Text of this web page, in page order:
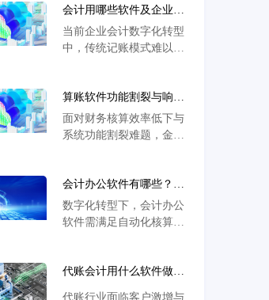
置AI助手实时预警风
险，云端协作打破空间限
制，15天免费试用助力企
业高效转型。
合规、核算效率及跨部门
协作难题，15天全功能试
用助力财务效率跃升新台
会计用哪些软件及企业核
心问题解决方案全解析
当前企业会计数字化转型
中，传统记账模式难以应
辰智能云会计平台通过自
动化税务申报及多维核算
体系，直击企业会计软件
算账软件功能割裂与响应
迟钝问题解决方案
面对财务核算效率低下与
系统功能割裂难题，金蝶
擎实现全流程自动化处
理，0.3秒极速响应海量
数据，助力企业破除手工
会计办公软件有哪些？核
心需求解析与热门解决方
案推荐
数字化转型下，会计办公
软件需满足自动化核算、
能财税与多维度分析能
力，助力企业高效管理财
代账会计用什么软件做
代账行业面临客户激增与